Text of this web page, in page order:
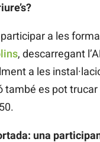
a les
, descarregant
a les
també es pot trucar
una